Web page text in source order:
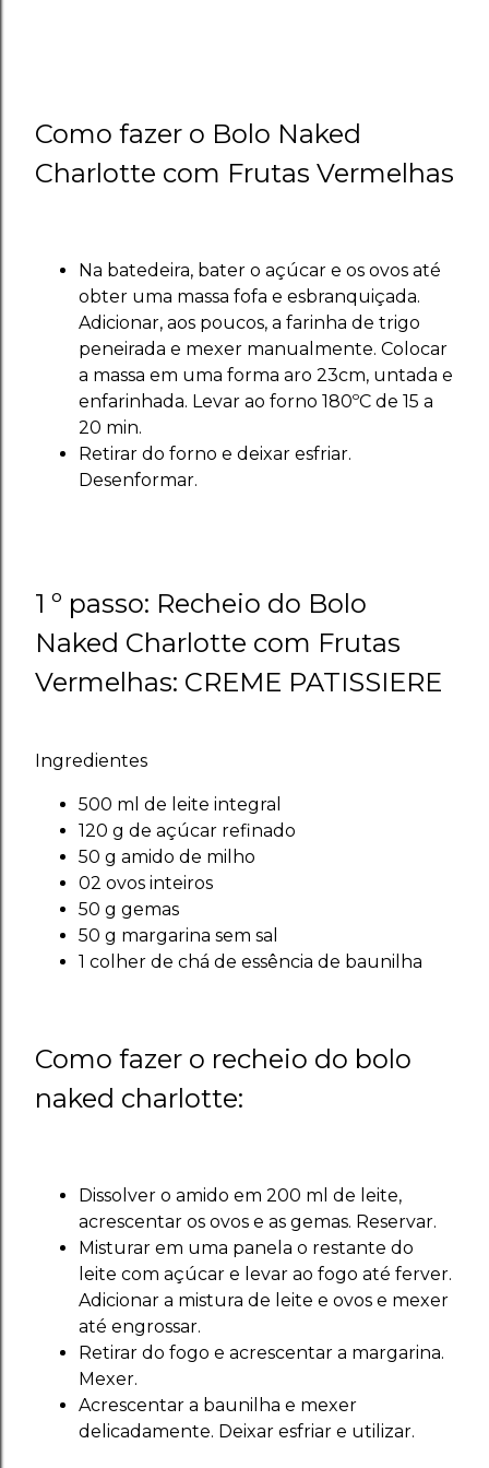
Como fazer o Bolo Naked
Charlotte com Frutas Vermelhas
Na batedeira, bater o açúcar e os ovos até
obter uma massa fofa e esbranquiçada.
Adicionar, aos poucos, a farinha de trigo
peneirada e mexer manualmente. Colocar
a massa em uma forma aro 23cm, untada e
enfarinhada. Levar ao forno 180ºC de 15 a
20 min.
Retirar do forno e deixar esfriar.
Desenformar.
1 º passo: Recheio do Bolo
Naked Charlotte com Frutas
Vermelhas: CREME PATISSIERE
Ingredientes
500 ml de leite integral
120 g de açúcar refinado
50 g amido de milho
02 ovos inteiros
50 g gemas
50 g margarina sem sal
1 colher de chá de essência de baunilha
Como fazer o recheio do bolo
naked charlotte:
Dissolver o amido em 200 ml de leite,
acrescentar os ovos e as gemas. Reservar.
Misturar em uma panela o restante do
leite com açúcar e levar ao fogo até ferver.
Adicionar a mistura de leite e ovos e mexer
até engrossar.
Retirar do fogo e acrescentar a margarina.
Mexer.
Acrescentar a baunilha e mexer
delicadamente. Deixar esfriar e utilizar.